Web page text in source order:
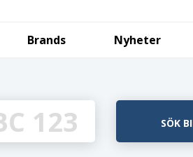
Brands Nyheter